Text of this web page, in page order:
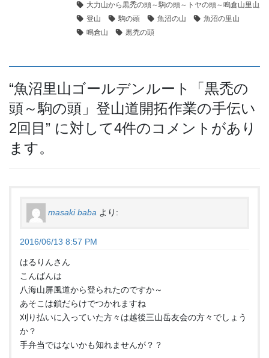
大力山から黒禿の頭～駒の頭～トヤの頭～鳴倉山里山
登山
駒の頭 魚沼の山
魚沼の里山
鳴倉山
黒禿の頭
“魚沼里山ゴールデンルート「黒禿の
頭～駒の頭」登山道開拓作業の手伝い
2回目 ” に対して4件のコメントがあり
ます。
masaki baba より:
2016/06/13 8:57 PM
はるりんさん
こんばんは
八海山屏風道から登られたのですか～
あそこは鎖だらけでつかれますね
刈り払いに入っていた方々は越後三山岳友会の方々でしょう
か？
手弁当ではないかも知れませんが？？